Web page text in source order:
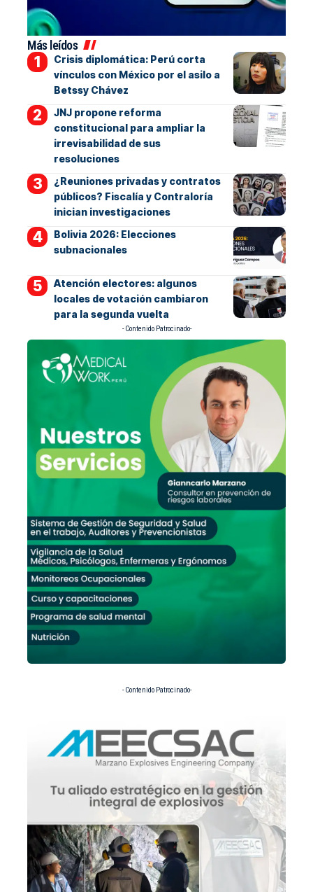
Más leídos
Crisis diplomática: Perú corta
vínculos con México por el asilo a
Betssy Chávez
JNJ propone reforma
constitucional para ampliar la
irrevisabilidad de sus
resoluciones
¿Reuniones privadas y contratos
públicos? Fiscalía y Contraloría
inician investigaciones
Bolivia 2026: Elecciones
subnacionales
Atención electores: algunos
locales de votación cambiaron
para la segunda vuelta
- Contenido Patrocinado-
- Contenido Patrocinado-